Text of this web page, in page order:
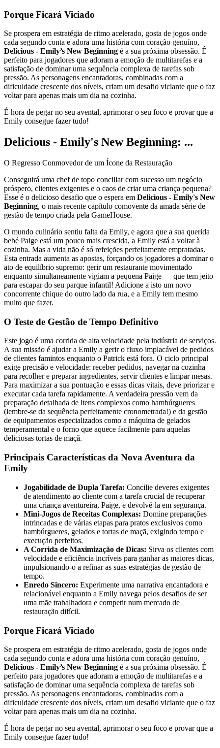
Porque Ficará Viciado
Se prospera em estratégia de ritmo acelerado, gosta de jogos onde
cada segundo conta e adora uma história com coração genuíno,
Delicious - Emily’s New Beginning é a sua próxima obsessão. É
perfeito para jogadores que adoram a emoção de multitarefas e a
satisfação de dominar uma sequência complexa de tarefas sob
pressão. As personagens encantadoras, combinadas com a
dificuldade crescente dos níveis, criam um desafio viciante que o faz
voltar para apenas mais um dia na cozinha.
É hora de pegar no seu avental, aprimorar o seu foco e provar que a
Emily consegue fazer tudo!
Delicious - Emily's New Beginning: ...
O Regresso Conmovedor de um Ícone da Restauração
Conseguirá uma chef de topo conciliar com sucesso um negócio
próspero, clientes exigentes e o caos de criar uma criança pequena?
Esse é o delicioso desafio que o espera em Delicious - Emily's New
Beginning, o mais recente capítulo comovente da amada série de
gestão de tempo criada pela GameHouse.
O mundo culinário sentiu falta da Emily, e agora que a sua querida
bebé Paige está um pouco mais crescida, a Emily está a voltar à
cozinha. Mas a vida não é só refeições perfeitamente empratadas.
Esta entrada aumenta as apostas, forçando os jogadores a dominar o
ato de equilíbrio supremo: gerir um restaurante movimentado
enquanto simultaneamente vigiam a pequena Paige — que tem jeito
para escapar do seu parque infantil! Adicione a isto um novo
concorrente chique do outro lado da rua, e a Emily tem mesmo
muito que fazer.
O Teste de Gestão de Tempo Definitivo
Este jogo é uma corrida de alta velocidade pela indústria de serviços.
A sua missão é ajudar a Emily a gerir o fluxo implacável de pedidos
de clientes famintos enquanto o Patrick está fora. O ciclo principal
exige precisão e velocidade: receber pedidos, navegar na cozinha
para recolher e preparar ingredientes, servir clientes e limpar mesas.
Para maximizar a sua pontuação e essas dicas vitais, deve priorizar e
executar cada tarefa rapidamente. A verdadeira pressão vem da
preparação detalhada de itens complexos como hambúrgueres
(lembre-se da sequência perfeitamente cronometrada!) e da gestão
de equipamentos especializados como a máquina de gelados
temperamental e o forno que aquece facilmente para aquelas
deliciosas tortas de maçã.
Principais Características da Nova Aventura da
Emily
Jogabilidade de Dupla Tarefa: Concilie deveres exigentes
de atendimento ao cliente com a tarefa crucial de recuperar
uma criança aventureira, Paige, e devolvê-la em segurança.
Mini-Jogos de Receitas Complexas: Domine preparações
intrincadas e de várias etapas para pratos exclusivos como
hambúrgueres, gelados e tortas de maçã, exigindo tempo e
execução perfeitos.
A Corrida de Maximização de Dicas: Sirva os clientes com
velocidade e eficiência incríveis para ganhar as maiores dicas,
impulsionando-o a refinar as suas estratégias de gestão de
tempo.
Enredo Sincero: Experimente uma narrativa encantadora e
relacionável enquanto a Emily navega pelos desafios de ser
uma mãe trabalhadora e competir num mercado de
restauração difícil.
Porque Ficará Viciado
Se prospera em estratégia de ritmo acelerado, gosta de jogos onde
cada segundo conta e adora uma história com coração genuíno,
Delicious - Emily’s New Beginning é a sua próxima obsessão. É
perfeito para jogadores que adoram a emoção de multitarefas e a
satisfação de dominar uma sequência complexa de tarefas sob
pressão. As personagens encantadoras, combinadas com a
dificuldade crescente dos níveis, criam um desafio viciante que o faz
voltar para apenas mais um dia na cozinha.
É hora de pegar no seu avental, aprimorar o seu foco e provar que a
Emily consegue fazer tudo!